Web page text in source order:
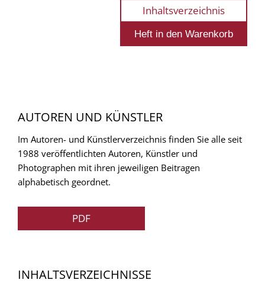
Inhaltsverzeichnis
AUTOREN UND KÜNSTLER
Im Autoren- und Künstlerverzeichnis finden Sie alle seit
1988 veröffentlichten Autoren, Künstler und
Photographen mit ihren jeweiligen Beitragen
alphabetisch geordnet.
PDF
INHALTSVERZEICHNISSE